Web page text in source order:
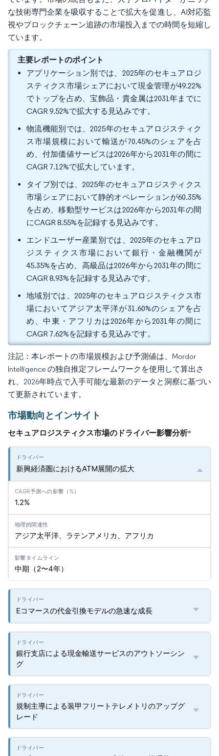
な技術専門企業を吸収することで拡大を促進し、AI対応監
視やブロックチェーン追跡の市場投入までの時間を短縮し
ています。
主要レポートのポイント
アプリケーション別では、2025年のセキュアロジ
スティクス市場シェアにおいて現金管理が49.22%
でトップを占め、宝飾品・貴金属は2031年までに
CAGR 9.52%で拡大する見込みです。
物流機能別では、2025年のセキュアロジスティク
ス市場規模において輸送が70.45%のシェアを占
め、付加価値サービスは2026年から2031年の間に
CAGR 7.12%で拡大しています。
タイプ別では、2025年のセキュアロジスティクス
市場シェアにおいて静的オペレーションが60.35%
を占め、移動型サービスは2026年から2031年の間
にCAGR 8.55%を記録する見込みです。
エンドユーザー産業別では、2025年のセキュアロ
ジスティクス市場において銀行・金融機関が
45.35%を占め、高級品は2026年から2031年の間に
CAGR 8.93%を記録する見込みです。
地域別では、2025年のセキュアロジスティクス市
場においてアジア太平洋が31.60%のシェアを占
め、中東・アフリカは2026年から2031年の間に
CAGR 7.62%を記録する見込みです。
注記：本レポートの市場規模および予測値は、Mordor
Intelligence の独自推定フレームワークを使用して算出さ
れ、2026年時点で入手可能な最新のデータと洞察に基づい
て更新されています。
市場動向とインサイト
セキュアロジスティクス市場のドライバー影響分析*
新興経済圏におけるATM展開の拡大
1.2%
アジア太平洋、ラテンアメリカ、アフリカ
中期（2〜4年）
Eコマースの代金引換モデルの急速な成長
銀行支店による現金輸送サービスのアウトソーシン
グ
規制主導による装甲フリートテレメトリのアップグ
レード